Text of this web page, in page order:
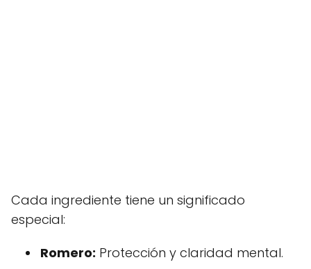
Cada ingrediente tiene un significado
especial:
Romero: Protección y claridad mental.